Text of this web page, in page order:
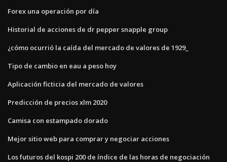
Forex una operación por día
Historial de acciones de dr pepper snapple group
¿cómo ocurrió la caída del mercado de valores de 1929_
Tipo de cambio en eau a peso hoy
Aplicación ficticia del mercado de valores
Predicción de precios xlm 2020
Camisa con estampado dorado
Mejor sitio web para comprar y negociar acciones
Los futuros del kospi 200 de índice de las horas de negociación